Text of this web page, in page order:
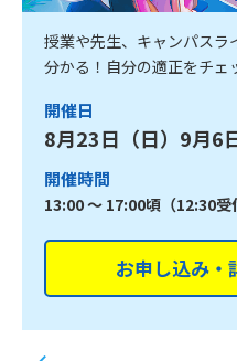
授業や先生、キャンパスラ
分かる！自分の適正をチェ
開催日
8月23日（日）9月6
開催時間
13:00 ～ 17:00頃（12:30受
お申し込み・